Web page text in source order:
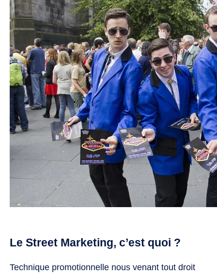
Le Street Marketing, c’est quoi ?
Technique promotionnelle nous venant tout droit